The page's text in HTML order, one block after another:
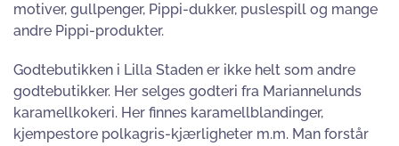
motiver, gullpenger, Pippi-dukker, puslespill og mange
andre Pippi-produkter.
Godtebutikken i Lilla Staden er ikke helt som andre
godtebutikker. Her selges godteri fra Mariannelunds
karamellkokeri. Her finnes karamellblandinger,
kjempestore polkagris-kjærligheter m.m. Man forstår